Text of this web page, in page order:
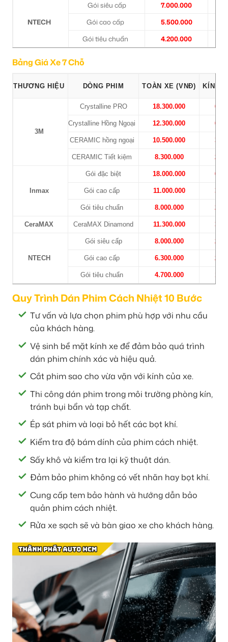
NTECH
Gói siêu cấp 7.000.000
Gói cao cấp
5.500.000
Gói tiêu chuẩn
4.200.000
Bảng Giá Xe 7 Chỗ
THƯƠNG HIỆU DÒNG PHIM TOÀN XE (VNĐ) KÍNH
3M
Crystalline PRO 18.300.000
Crystalline Hồng Ngoại 12.300.000
CERAMIC hồng ngoại 10.500.000
CERAMIC Tiết kiệm 8.300.000
Inmax
Gói đặc biệt 18.000.000
Gói cao cấp 11.000.000
Gói tiêu chuẩn 8.000.000
CeraMAX CeraMAX Dinamond 11.300.000
NTECH
Gói siêu cấp 8.000.000
Gói cao cấp 6.300.000
Gói tiêu chuẩn 4.700.000
Quy Trình Dán Phim Cách Nhiệt 10 Bước
Tư vấn và lựa chọn phim phù hợp với nhu cầu
của khách hàng.
Vệ sinh bề mặt kính xe để đảm bảo quá trình
dán phim chính xác và hiệu quả.
Cắt phim sao cho vừa vặn với kính của xe.
Thi công dán phim trong môi trường phòng kín,
tránh bụi bẩn và tạp chất.
Ép sát phim và loại bỏ hết các bọt khí.
Kiểm tra độ bám dính của phim cách nhiệt.
Sấy khô và kiểm tra lại kỹ thuật dán.
Đảm bảo phim không có vết nhăn hay bọt khí.
Cung cấp tem bảo hành và hướng dẫn bảo
quản phim cách nhiệt.
Rửa xe sạch sẽ và bàn giao xe cho khách hàng.